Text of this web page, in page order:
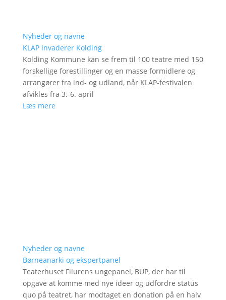
Nyheder og navne
KLAP invaderer Kolding
Kolding Kommune kan se frem til 100 teatre med 150
forskellige forestillinger og en masse formidlere og
arrangører fra ind- og udland, når KLAP-festivalen
afvikles fra 3.-6. april
Læs mere
Nyheder og navne
Børneanarki og ekspertpanel
Teaterhuset Filurens ungepanel, BUP, der har til
opgave at komme med nye ideer og udfordre status
quo på teatret, har modtaget en donation på en halv